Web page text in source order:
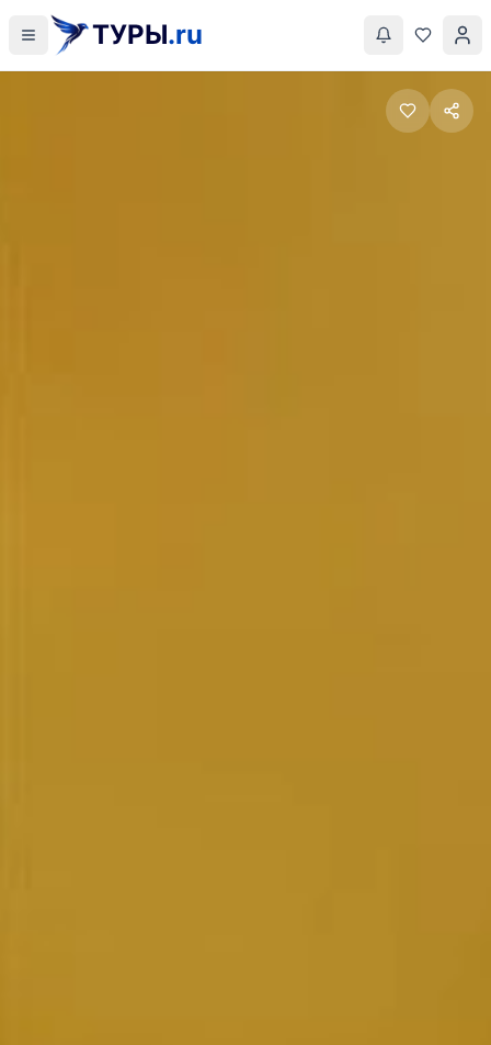
ТУРЫ.ru